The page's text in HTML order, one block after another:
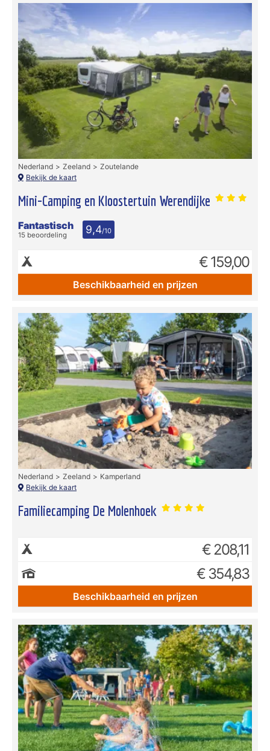
Mini-Camping en Kloostertuin Werendijke
Nederland Zeeland
Zoutelande
Bekijk de kaart
Fantastisch
15 beoordeling 9,4/10
€ 159,00
Beschikbaarheid en prijzen
Familiecamping De Molenhoek
Nederland Zeeland
Kamperland
Bekijk de kaart
€ 208,11
€ 354,83
Beschikbaarheid en prijzen